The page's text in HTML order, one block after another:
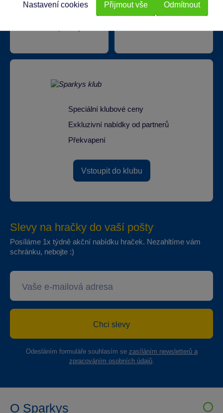
Speciální klubové ceny
Exkluzivní nabídky od partnerů
Překvapení
Vstoupit do klubu
Slevy na hračky do vaší pošty
Posíláme 1x týdně akční nabídku hraček. Nezahltíme vám
schránku, nebojte :)
Chci slevy
Odesláním formuláře souhlasím se zasíláním newsletterů a
zpracováním osobních údajů.
O Sparkys
Odmítnout
Nastavení cookies Přijmout vše